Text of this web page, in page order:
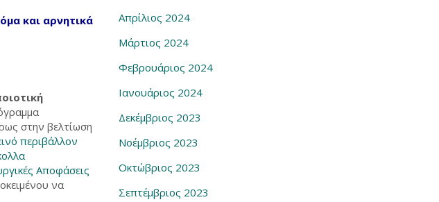
και αρνητικά
στην βελτίωση
περιβάλλον
Αποφάσεις
να
Απρίλιος 2024
Μάρτιος 2024
Φεβρουάριος 2024
Ιανουάριος 2024
Δεκέμβριος 2023
Νοέμβριος 2023
Οκτώβριος 2023
Σεπτέμβριος 2023